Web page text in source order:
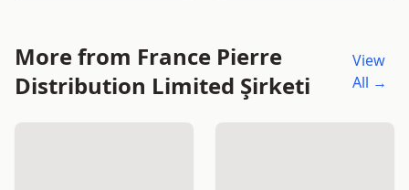
More from France Pierre
Distribution Limited Şirketi
View
All →